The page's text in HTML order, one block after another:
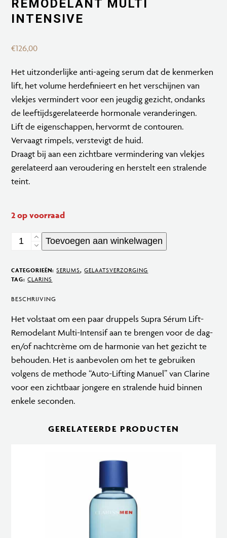
REMODELANT MULTI
INTENSIVE
€126,00
Het uitzonderlijke anti-ageing serum dat de kenmerken
lift, het volume herdefinieert en het verschijnen van
vlekjes vermindert voor een jeugdig gezicht, ondanks
de leeftijdsgerelateerde hormonale veranderingen.
Lift de eigenschappen, hervormt de contouren.
Vervaagt rimpels, verstevigt de huid.
Draagt bij aan een zichtbare vermindering van vlekjes
gerelateerd aan veroudering en herstelt een stralende
teint.
2 op voorraad
Supra
Remodelant
aantal
Toevoegen aan winkelwagen
CATEGORIEËN:SERUMS,GELAATSVERZORGING
TAG:CLARINS
BESCHRIJVING
Het volstaat om een paar druppels Supra Sérum Lift-
Remodelant Multi-Intensif aan te brengen voor de dag-
en/of nachtcrème om de harmonie van het gezicht te
behouden. Het is aanbevolen om het te gebruiken
volgens de methode “Auto-Lifting Manuel” van Clarine
voor een zichtbaar jongere en stralende huid binnen
enkele seconden.
GERELATEERDE PRODUCTEN